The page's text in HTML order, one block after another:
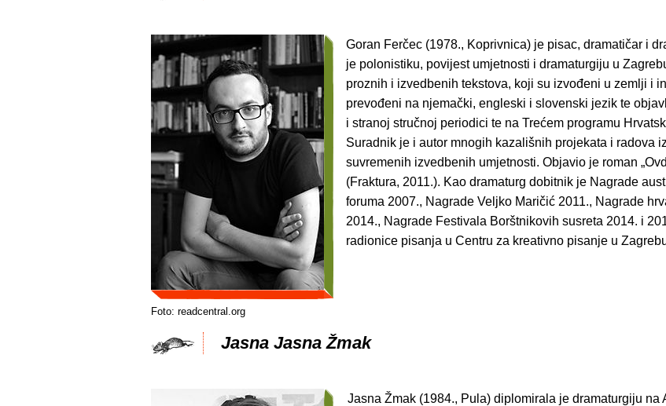
Foto: readcentral.org
Goran Ferčec (1978., Koprivnica) je pisac, dramatičar i
je polonistiku, povijest umjetnosti i dramaturgiju u
proznih i izvedbenih tekstova, koji su izvođeni u zemlji i
prevođeni na njemački, engleski i slovenski jezik te
i stranoj stručnoj pe­riodici te na Trećem programu
Suradnik je i autor mnogih kazališnih projekata i radova
suvremenih izvedbenih umjetnosti. Objavio je roman
(Fraktura, 2011.). Kao dramaturg dobitnik je Nagrade
foruma 2007., Nagrade Veljko Maričić 2011., Nagrade
2014., Nagrade Festivala Borštnikovih susreta 2014. i
radionice pisanja u Centru za kreativno pisanje u
Jasna Jasna Žmak
Jasna Žmak (1984., Pula) diplomirala je dramaturgiju na